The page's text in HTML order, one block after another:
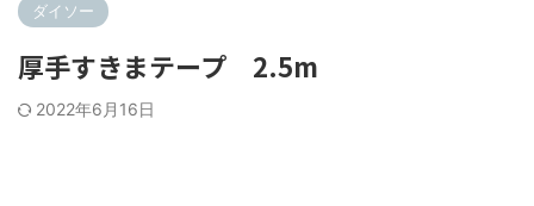
ダイソー
厚手すきまテープ 2.5m
2022年6月16日